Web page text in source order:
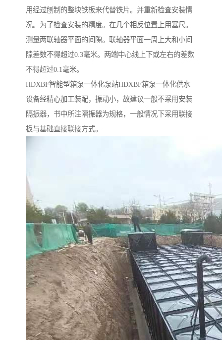
用经过刨制的整块铁板来代替铁片。并重新检査安装情
况。为了检查安装的精度。在几个相反位置上用塞尺。
测量两联轴器平面的间隙。联轴器平面一周上大和小间
隙差数不得超过0.3毫米。两端中心线上下或左右的差数
不得超过0.1毫米。
HDXBF智能型箱泵一体化泵站HDXBF箱泵一体化供水
设备经精心加工装配，振动小，故建议一般不采用安装
隔振器，书中所注隔振器为规格，一般情况下采用联接
板与基础直接联接方式。